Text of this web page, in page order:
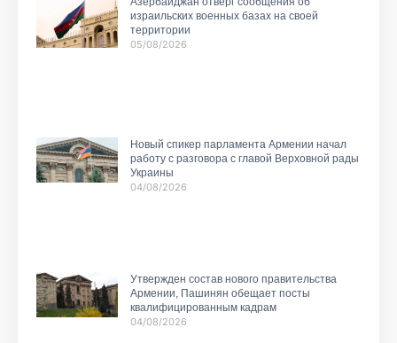
израильских военных базах на своей
территории
05/08/2026
Новый спикер парламента Армении начал
работу с разговора с главой Верховной рады
Украины
04/08/2026
Утвержден состав нового правительства
Армении, Пашинян обещает посты
квалифицированным кадрам
04/08/2026